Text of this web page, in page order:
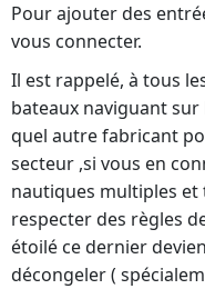
Pour ajouter des
vous connecter.
Il est rappelé, à tous
bateaux naviguant
quel autre fabricant
secteur ,si vous en
nautiques multiples et
respecter des règles
étoilé ce dernier
décongeler (